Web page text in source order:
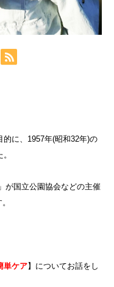
に、1957年(昭和32年)の
が国立公園協会などの主催
単ケア】についてお話をし